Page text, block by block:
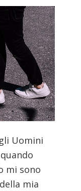
Uomini
mi sono
mia